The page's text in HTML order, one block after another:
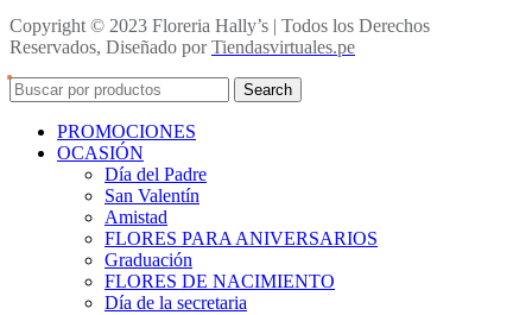
Copyright © 2023 Floreria Hally’s | Todos los Derechos
Reservados, Diseñado porTiendasvirtuales.pe
Search
PROMOCIONES
OCASIÓN
Día del Padre
San Valentín
Amistad
FLORES PARA ANIVERSARIOS
Graduación
FLORES DE NACIMIENTO
Día de la secretaria